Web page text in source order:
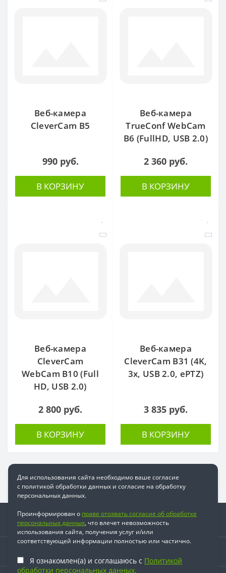
Веб-камера
CleverCam B5
990 руб.
В КОРЗИНУ
Веб-камера
TrueConf WebCam
B6 (FullHD, USB 2.0)
2 360 руб.
В КОРЗИНУ
Веб-камера
CleverCam
WebCam B10 (Full
HD, USB 2.0)
2 800 руб.
В КОРЗИНУ
Веб-камера
CleverCam B31 (4K,
3x, USB 2.0, ePTZ)
3 835 руб.
В КОРЗИНУ
Для использования сайта необходимо ваше согласие
с политикой обработки данных и согласие на обработку
персональных данных.
Проинформирован о праве отозвать согласие об обработке
персональных данных, что влечет невозможность
использования сайта, получения услуг и/или
соответствующей информации полностью или частично.
Я ознакомлен(а) и соглашаюсь с Политикой
обработки персональных данных.
Информация